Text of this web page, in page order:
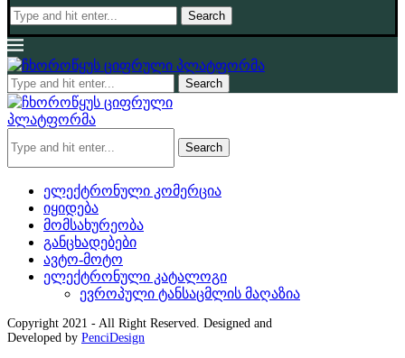
Search
Search
Search
ელექტრონული კომერცია
იყიდება
მომსახურეობა
განცხადებები
ავტო-მოტო
ელექტრონული კატალოგი
ევროპული ტანსაცმლის მაღაზია
Copyright 2021 - All Right Reserved. Designed and
Developed by PenciDesign